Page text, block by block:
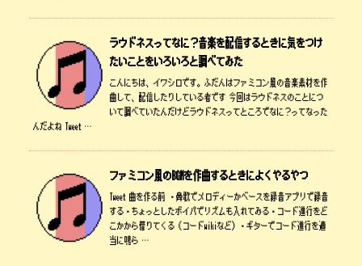
ラウドネスってなに？音楽を配信するときに気をつけ
たいことをいろいろと調べてみた
こんにちは、イワシロです。ふだんはファミコン風の音楽素材を作
曲して、配信したりしている者です 今回はラウドネスのことにつ
いて調べていたんだけどラウドネスってところでなに？ってなった
んだよね Tweet …
ファミコン風のBGMを作曲するときによくやるやつ
Tweet 曲を作る前 ・鼻歌でメロディーかベースを録音アプリで録音
する・ちょっとしたボイパでリズムも入れてみる・コード進行をど
こかから借りてくる（コードwikiなど）・ギターでコード進行を適
当に鳴ら …